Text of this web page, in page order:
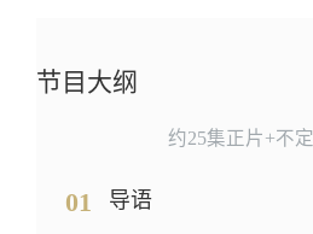
节目大纲
约25集正片+不
01 导语